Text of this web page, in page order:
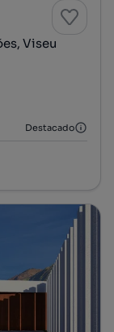
Viseu
Destacado